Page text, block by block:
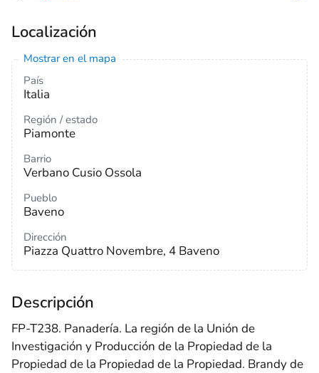
Localización
Mostrar en el mapa
País
Italia
Región / estado
Piamonte
Barrio
Verbano Cusio Ossola
Pueblo
Baveno
Dirección
Piazza Quattro Novembre, 4 Baveno
Descripción
FP-T238. Panadería. La región de la Unión de
Investigación y Producción de la Propiedad de la
Propiedad de la Propiedad de la Propiedad. Brandy de